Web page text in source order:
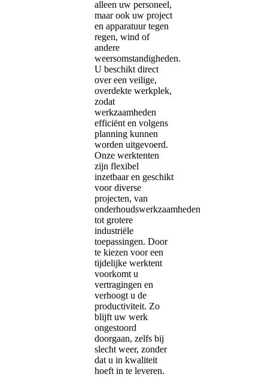
alleen uw personeel,
maar ook uw project
en apparatuur tegen
regen, wind of
andere
weersomstandigheden.
U beschikt direct
over een veilige,
overdekte werkplek,
zodat
werkzaamheden
efficiënt en volgens
planning kunnen
worden uitgevoerd.
Onze werktenten
zijn flexibel
inzetbaar en geschikt
voor diverse
projecten, van
onderhoudswerkzaamheden
tot grotere
industriële
toepassingen. Door
te kiezen voor een
tijdelijke werktent
voorkomt u
vertragingen en
verhoogt u de
productiviteit. Zo
blijft uw werk
ongestoord
doorgaan, zelfs bij
slecht weer, zonder
dat u in kwaliteit
hoeft in te leveren.